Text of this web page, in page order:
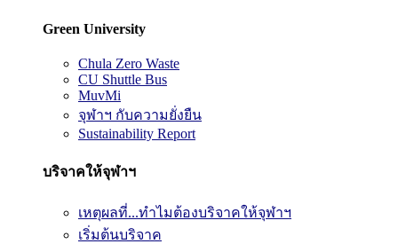
Green University
Chula Zero Waste
CU Shuttle Bus
MuvMi
จุฬาฯ กับความยั่งยืน
Sustainability Report
บริจาคให้จุฬาฯ
เหตุผลที่...ทำไมต้องบริจาคให้จุฬาฯ
เริ่มต้นบริจาค